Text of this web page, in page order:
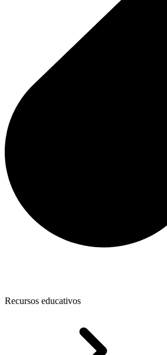
Recursos educativos